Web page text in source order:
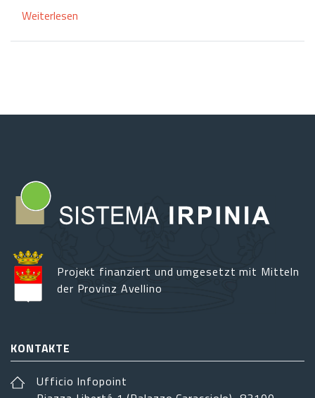
Weiterlesen
2025
Projekt finanziert und umgesetzt mit Mitteln
der Provinz Avellino
KONTAKTE
Ufficio Infopoint